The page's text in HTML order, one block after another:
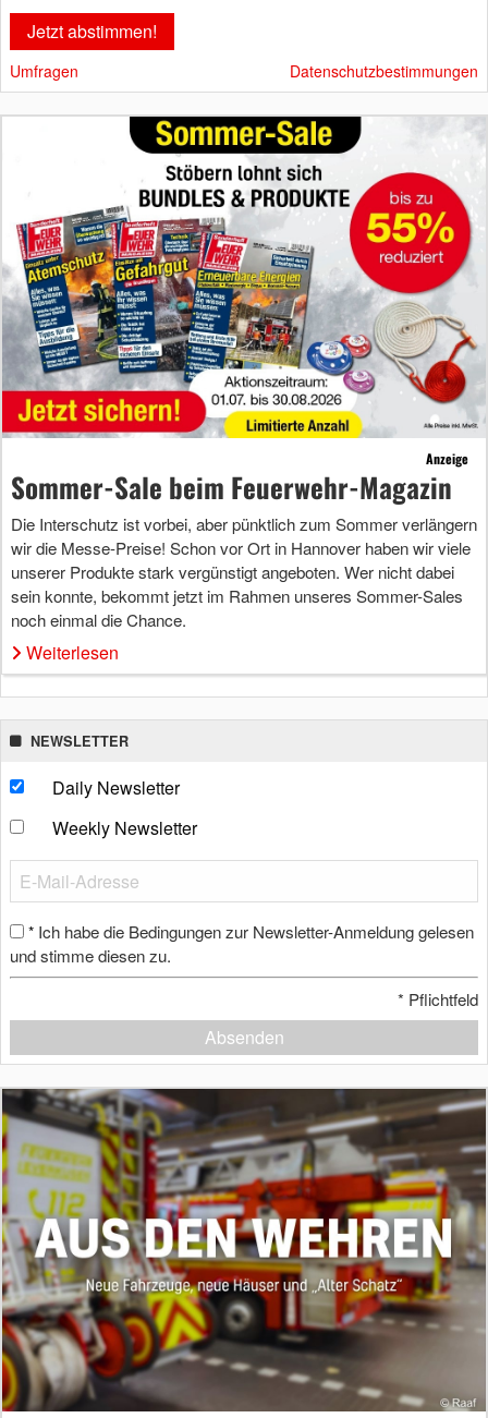
Umfragen Datenschutzbestimmungen
Anzeige
Sommer-Sale beim Feuerwehr-Magazin
Die Interschutz ist vorbei, aber pünktlich zum Sommer verlängern
wir die Messe-Preise! Schon vor Ort in Hannover haben wir viele
unserer Produkte stark vergünstigt angeboten. Wer nicht dabei
sein konnte, bekommt jetzt im Rahmen unseres Sommer-Sales
noch einmal die Chance.
Weiterlesen
NEWSLETTER
Daily Newsletter
Weekly Newsletter
* Ich habe die Bedingungen zur Newsletter-Anmeldung gelesen
und stimme diesen zu.
* Pflichtfeld
Absenden